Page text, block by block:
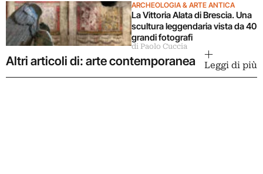
ARCHEOLOGIA & ARTE ANTICA
La Vittoria Alata di Brescia. Una
scultura leggendaria vista da 40
grandi fotografi
di Paolo Cuccia
Altri articoli di: arte contemporanea Leggi di più